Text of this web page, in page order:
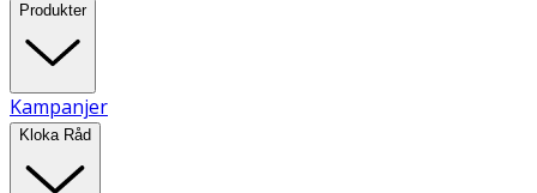
Produkter
Kampanjer
Kloka Råd